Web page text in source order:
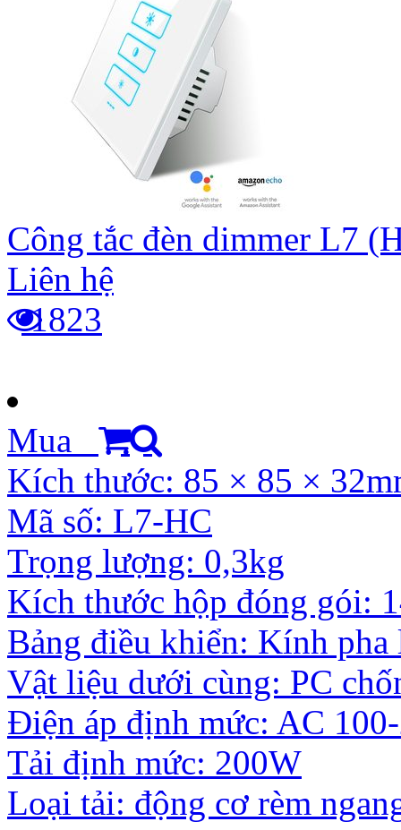
Công tắc đèn dimmer L7
Liên hệ
1823
Mua
Kích thước: 85 × 85 ×
Mã số: L7-HC
Trọng lượng: 0,3kg
Kích thước hộp đóng gói:
Bảng điều khiển: Kính pha
Vật liệu dưới cùng: PC
Điện áp định mức: AC
Tải định mức: 200W
Loại tải: động cơ rèm